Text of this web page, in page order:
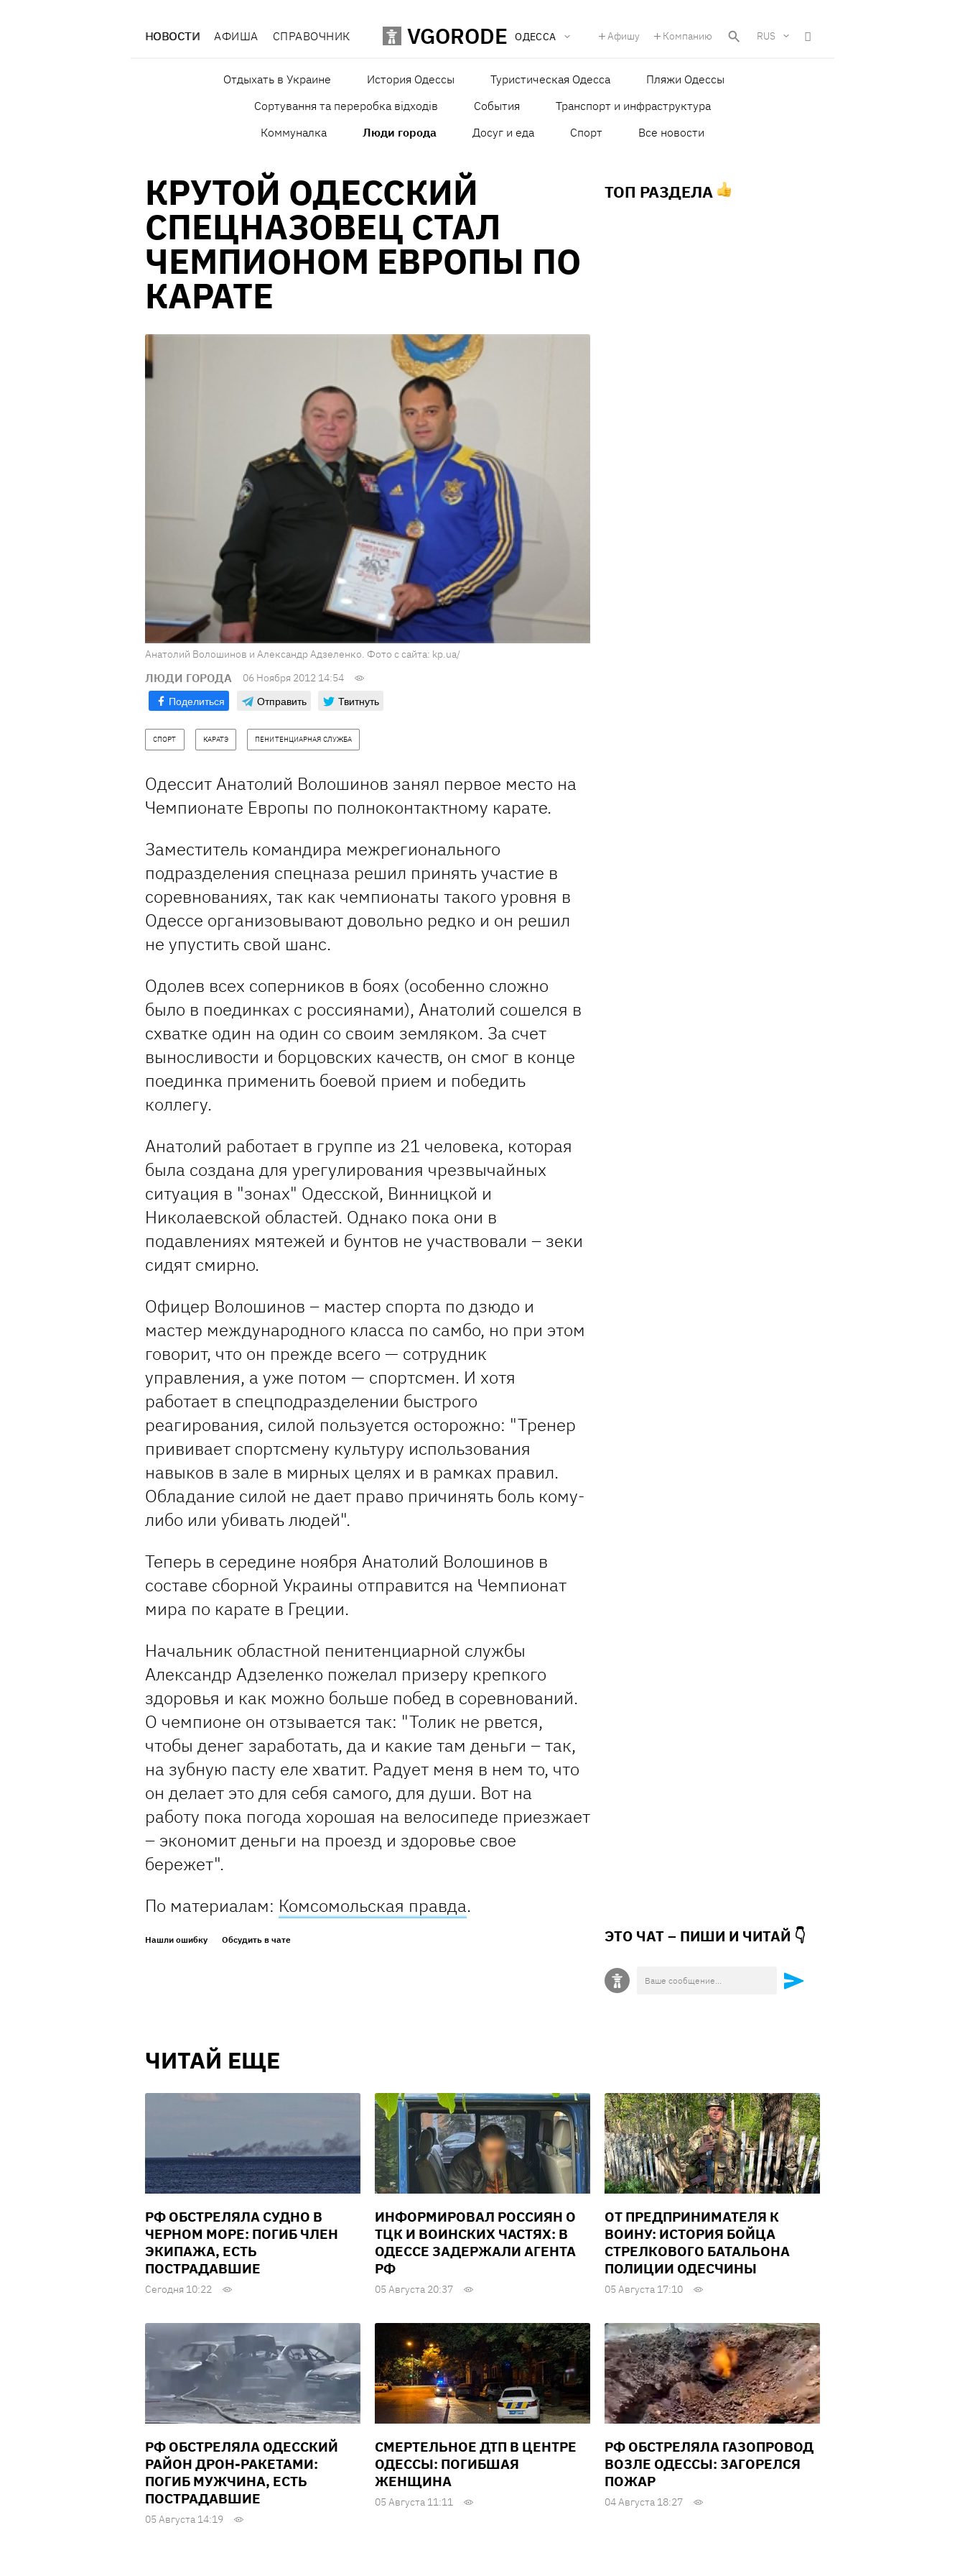
НОВОСТИ АФИША СПРАВОЧНИК VGORODE ОДЕССА Афишу Компанию RUS
Отдыхать в Украине История Одессы Туристическая Одесса
Пляжи Одессы
Сортування та переробка відходів
События
Транспорт и инфраструктура
Коммуналка
Люди города Досуг и еда Спорт Все новости
КРУТОЙ ОДЕССКИЙ
СПЕЦНАЗОВЕЦ СТАЛ
ЧЕМПИОНОМ ЕВРОПЫ ПО
КАРАТЕ
Анатолий Волошинов и Александр Адзеленко. Фото с сайта: kp.ua/
ЛЮДИ ГОРОДА 06 Ноября 2012 14:54
Поделиться Отправить Твитнуть
СПОРТ КАРАТЭ ПЕНИТЕНЦИАРНАЯ СЛУЖБА
Одессит Анатолий Волошинов занял первое место на
Чемпионате Европы по полноконтактному карате.
Заместитель командира межрегионального
подразделения спецназа решил принять участие в
соревнованиях, так как чемпионаты такого уровня в
Одессе организовывают довольно редко и он решил
не упустить свой шанс.
Одолев всех соперников в боях (особенно сложно
было в поединках с россиянами), Анатолий сошелся в
схватке один на один со своим земляком. За счет
выносливости и борцовских качеств, он смог в конце
поединка применить боевой прием и победить
коллегу.
Анатолий работает в группе из 21 человека, которая
была создана для урегулирования чрезвычайных
ситуация в "зонах" Одесской, Винницкой и
Николаевской областей. Однако пока они в
подавлениях мятежей и бунтов не участвовали – зеки
сидят смирно.
Офицер Волошинов – мастер спорта по дзюдо и
мастер международного класса по самбо, но при этом
говорит, что он прежде всего — сотрудник
управления, а уже потом — спортсмен. И хотя
работает в спецподразделении быстрого
реагирования, силой пользуется осторожно: "Тренер
прививает спортсмену культуру использования
навыков в зале в мирных целях и в рамках правил.
Обладание силой не дает право причинять боль кому-
либо или убивать людей".
Теперь в середине ноября Анатолий Волошинов в
составе сборной Украины отправится на Чемпионат
мира по карате в Греции.
Начальник областной пенитенциарной службы
Александр Адзеленко пожелал призеру крепкого
здоровья и как можно больше побед в соревнований.
О чемпионе он отзывается так: "Толик не рвется,
чтобы денег заработать, да и какие там деньги – так,
на зубную пасту еле хватит. Радует меня в нем то, что
он делает это для себя самого, для души. Вот на
работу пока погода хорошая на велосипеде приезжает
– экономит деньги на проезд и здоровье свое
бережет".
По материалам: Комсомольская правда.
Нашли ошибку Обсудить в чате
ТОП РАЗДЕЛА
ЭТО ЧАТ – ПИШИ И ЧИТАЙ 👇
ЧИТАЙ ЕЩЕ
РФ ОБСТРЕЛЯЛА СУДНО В
ЧЕРНОМ МОРЕ: ПОГИБ ЧЛЕН
ЭКИПАЖА, ЕСТЬ
ПОСТРАДАВШИЕ
Сегодня 10:22
ИНФОРМИРОВАЛ РОССИЯН О
ТЦК И ВОИНСКИХ ЧАСТЯХ: В
ОДЕССЕ ЗАДЕРЖАЛИ АГЕНТА
РФ
05 Августа 20:37
ОТ ПРЕДПРИНИМАТЕЛЯ К
ВОИНУ: ИСТОРИЯ БОЙЦА
СТРЕЛКОВОГО БАТАЛЬОНА
ПОЛИЦИИ ОДЕСЧИНЫ
05 Августа 17:10
РФ ОБСТРЕЛЯЛА ОДЕССКИЙ
РАЙОН ДРОН-РАКЕТАМИ:
ПОГИБ МУЖЧИНА, ЕСТЬ
ПОСТРАДАВШИЕ
05 Августа 14:19
СМЕРТЕЛЬНОЕ ДТП В ЦЕНТРЕ
ОДЕССЫ: ПОГИБШАЯ
ЖЕНЩИНА
05 Августа 11:11
РФ ОБСТРЕЛЯЛА ГАЗОПРОВОД
ВОЗЛЕ ОДЕССЫ: ЗАГОРЕЛСЯ
ПОЖАР
04 Августа 18:27